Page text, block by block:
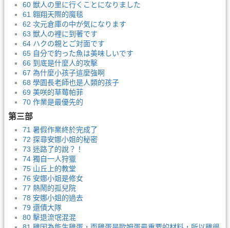
60 獣人の里に行くことになりました
61 翱翔天際的魔毯
62 次元倉庫の中が気になります
63 獣人の裡に到著です
64 ハクの親とご対面です
65 自分で釣った魚は美味しいです
66 到底是什麼人的攻擊
67 為什麼小孩子這麼強啊
68 學園長老師也是人類的孩子
69 美咲的草莓帕菲
70 作業是最優先的
第三部
71 暑假作業終於完成了
72 探尋安娜小姐的秘密
73 迷路了的說？！
74 獨自一人狩獵
75 山丘上的教堂
76 安娜小姐是修女
77 熱鬧的孤兒院
78 安娜小姐的過去
79 還債大隊
80 擊退流氓混混